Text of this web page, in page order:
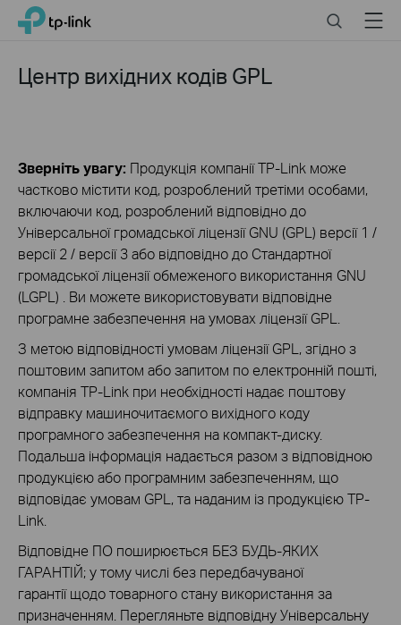
Click
navigation
TP-Link, Reliably Smart SearchMenu
Центр вихідних кодів GPL
Зверніть увагу: Продукція компанії TP-Link може
частково містити код, розроблений третіми особами,
включаючи код, розроблений відповідно до
Універсальної громадської ліцензії GNU (GPL) версії 1 /
версії 2 / версії 3 або відповідно до Стандартної
громадської ліцензії обмеженого використання GNU
(LGPL) . Ви можете використовувати відповідне
програмне забезпечення на умовах ліцензії GPL.
З метою відповідності умовам ліцензії GPL, згідно з
поштовим запитом або запитом по електронній пошті,
компанія TP-Link при необхідності надає поштову
відправку машиночитаємого вихідного коду
програмного забезпечення на компакт-диску.
Подальша інформація надається разом з відповідною
продукцією або програмним забезпеченням, що
відповідає умовам GPL, та наданим із продукцією TP-
Link.
Відповідне ПО поширюється БЕЗ БУДЬ-ЯКИХ
ГАРАНТІЙ; у тому числі без передбачуваної
гарантії щодо товарного стану використання за
призначенням. Перегляньте відповідну Універсальну